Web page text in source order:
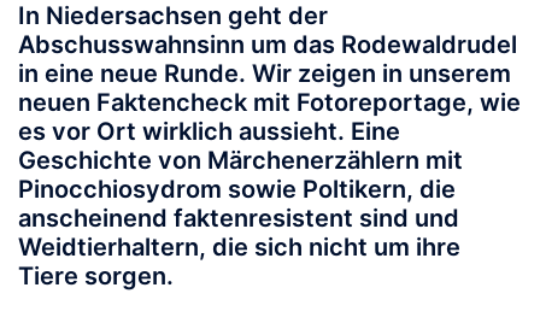
In Niedersachsen geht der
Abschusswahnsinn um das Rodewaldrudel
in eine neue Runde. Wir zeigen in unserem
neuen Faktencheck mit Fotoreportage, wie
es vor Ort wirklich aussieht. Eine
Geschichte von Märchenerzählern mit
Pinocchiosydrom sowie Poltikern, die
anscheinend faktenresistent sind und
Weidtierhaltern, die sich nicht um ihre
Tiere sorgen.